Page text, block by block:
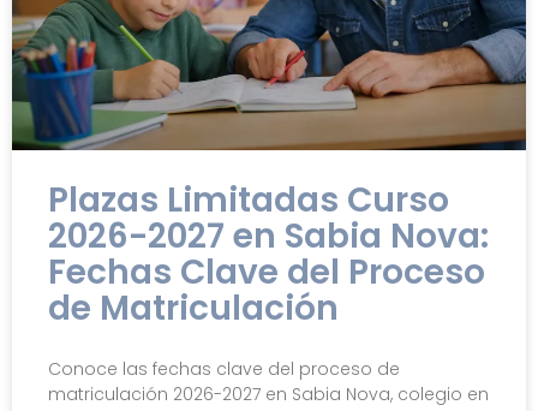
Plazas Limitadas Curso
2026-2027 en Sabia Nova:
Fechas Clave del Proceso
de Matriculación
Conoce las fechas clave del proceso de
matriculación 2026-2027 en Sabia Nova, colegio en